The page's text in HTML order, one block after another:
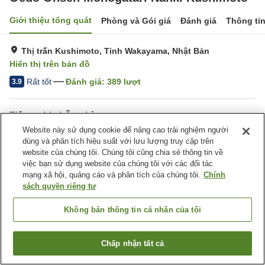
Giới thiệu tổng quát Phòng và Gói giá Đánh giá Thông
Thị trấn Kushimoto, Tỉnh Wakayama, Nhật Bản
Hiển thị trên bản đồ
3.9 Rất tốt Đánh giá: 389 lượt
Tiện nghi chỗ nghỉ
Bãi đỗ xe
Nhà hàng
Máy bán hàng tự động
Cửa hàng
Trang chủ Nhật Bản Tỉnh Wakayama
Thị trấn Kushimoto
Oedo Onsen Monogatari Nanki Kushimoto
Tìm phòng trống
Website này sử dụng cookie để nâng cao trải nghiệm người
dùng và phân tích hiệu suất với lưu lượng truy cập trên
website của chúng tôi. Chúng tôi cũng chia sẻ thông tin về
việc bạn sử dụng website của chúng tôi với các đối tác
mạng xã hội, quảng cáo và phân tích của chúng tôi. Chính
sách quyền riêng tư
Không bán thông tin cá nhân của tôi
Chấp nhận tất cả